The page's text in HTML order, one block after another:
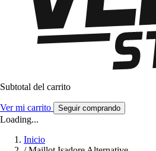
Subtotal del carrito
Ver mi carrito Seguir comprando
Loading...
Inicio